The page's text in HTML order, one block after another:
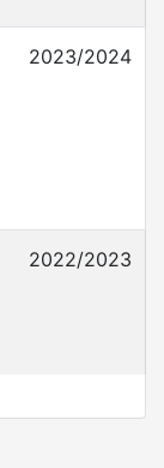
2023/2024
2022/2023